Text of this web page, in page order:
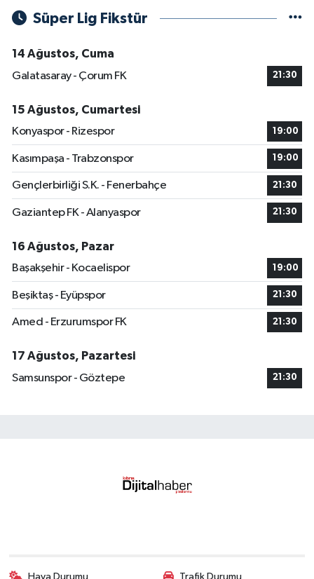
Süper Lig Fikstür
14 Ağustos, Cuma
Galatasaray - Çorum FK
21:30
15 Ağustos, Cumartesi
Konyaspor - Rizespor
19:00
Kasımpaşa - Trabzonspor 19:00
Gençlerbirliği S.K. - Fenerbahçe 21:30
Gaziantep FK - Alanyaspor 21:30
16 Ağustos, Pazar
Başakşehir - Kocaelispor
19:00
Beşiktaş - Eyüpspor 21:30
Amed - Erzurumspor FK 21:30
17 Ağustos, Pazartesi
Samsunspor - Göztepe
21:30
Hava Durumu Trafik Durumu